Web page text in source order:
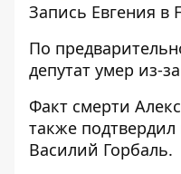
Запись Евгения в
По
депутат умер из-
Факт смерти
также
Василий Горбаль.